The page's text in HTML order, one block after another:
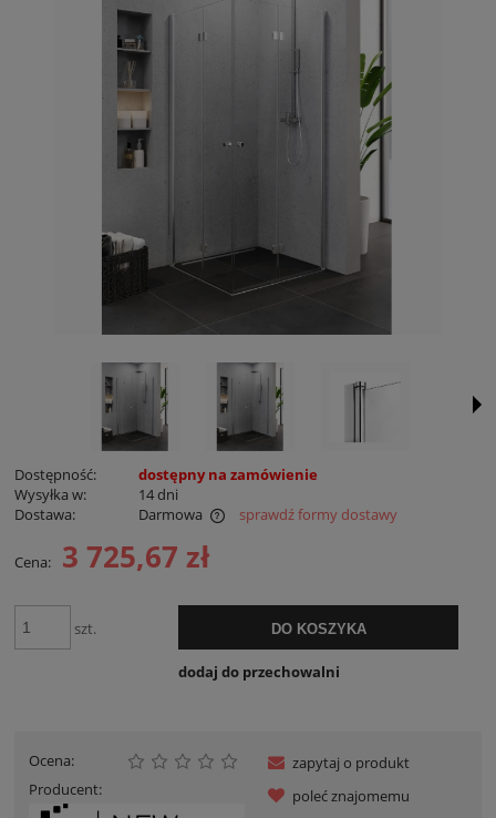
Dostępność:
dostępny na zamówienie
Wysyłka w:
14 dni
Dostawa:
Darmowa
sprawdź formy dostawy
Cena: 3 725,67 zł
szt. DO KOSZYKA
dodaj do przechowalni
Ocena:
Producent:
zapytaj o produkt
poleć znajomemu